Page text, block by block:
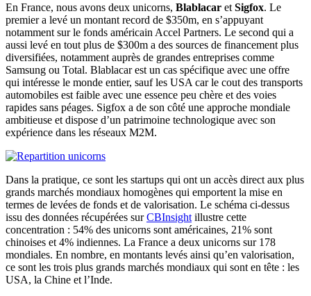
En France, nous avons deux unicorns, Blablacar et Sigfox. Le
premier a levé un montant record de $350m, en s’appuyant
notamment sur le fonds américain Accel Partners. Le second qui a
aussi levé en tout plus de $300m a des sources de financement plus
diversifiées, notamment auprès de grandes entreprises comme
Samsung ou Total. Blablacar est un cas spécifique avec une offre
qui intéresse le monde entier, sauf les USA car le cout des transports
automobiles est faible avec une essence peu chère et des voies
rapides sans péages. Sigfox a de son côté une approche mondiale
ambitieuse et dispose d’un patrimoine technologique avec son
expérience dans les réseaux M2M.
Dans la pratique, ce sont les startups qui ont un accès direct aux plus
grands marchés mondiaux homogènes qui emportent la mise en
termes de levées de fonds et de valorisation. Le schéma ci-dessus
issu des données récupérées surCBInsight illustre cette
concentration : 54% des unicorns sont américaines, 21% sont
chinoises et 4% indiennes. La France a deux unicorns sur 178
mondiales. En nombre, en montants levés ainsi qu’en valorisation,
ce sont les trois plus grands marchés mondiaux qui sont en tête : les
USA, la Chine et l’Inde.